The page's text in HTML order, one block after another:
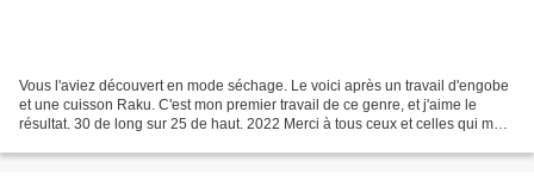
Vous l'aviez découvert en mode séchage. Le voici après un travail d'engobe
et une cuisson Raku. C'est mon premier travail de ce genre, et j'aime le
résultat. 30 de long sur 25 de haut. 2022 Merci à tous ceux et celles qui me